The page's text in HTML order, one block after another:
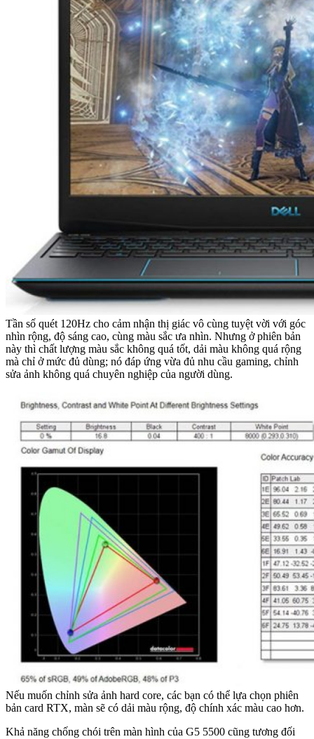
Tần số quét 120Hz cho cảm nhận thị giác vô cùng tuyệt vời với góc
nhìn rộng, độ sáng cao, cùng màu sắc ưa nhìn. Nhưng ở phiên bản
này thì chất lượng màu sắc không quá tốt, dải màu không quá rộng
mà chỉ ở mức đủ dùng; nó đáp ứng vừa đủ nhu cầu gaming, chỉnh
sửa ảnh không quá chuyên nghiệp của người dùng.
Nếu muốn chỉnh sửa ảnh hard core, các bạn có thể lựa chọn phiên
bản card RTX, màn sẽ có dải màu rộng, độ chính xác màu cao hơn.
Khả năng chống chói trên màn hình của G5 5500 cũng tương đối